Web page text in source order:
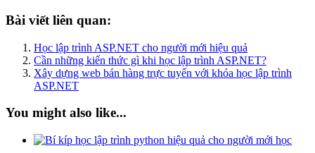
Bài viết liên quan:
Học lập trình ASP.NET cho người mới hiệu quả
Cần những kiến thức gì khi học lập trình ASP.NET?
Xây dựng web bán hàng trực tuyến với khóa học lập trình
ASP.NET
You might also like...